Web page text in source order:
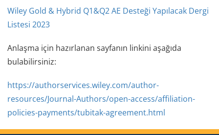
Wiley Gold & Hybrid Q1&Q2 AE Desteği Yapılacak Dergi
Listesi 2023
Anlaşma için hazırlanan sayfanın linkini aşağıda
bulabilirsiniz:
https://authorservices.wiley.com/author-
resources/Journal-Authors/open-access/affiliation-
policies-payments/tubitak-agreement.html